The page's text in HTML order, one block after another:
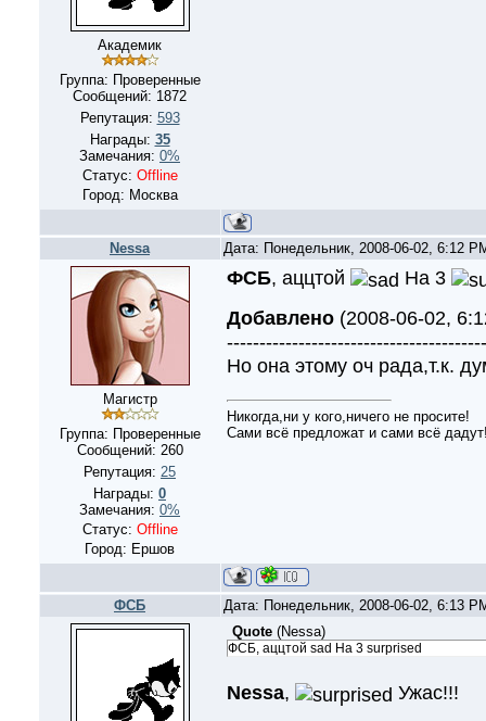
Академик
Группа: Проверенные
Сообщений: 1872
Репутация: 593
Награды: 35
Замечания: 0%
Статус: Offline
Город: Москва
Nessa Дата: Понедельник, 2008-06-02, 6:12
Магистр
Группа: Проверенные
Сообщений: 260
Репутация: 25
Награды: 0
Замечания: 0%
Статус: Offline
Город: Ершов
ФСБ, аццтой
На 3
Добавлено(2008-06-02,
Но она этому оч рада,т.к.
Никогда,ни у кого,ничего не просите!
Сами всё предложат и сами всё
ФСБ
Дата: Понедельник, 2008-06-02, 6:13
Quote(Nessa)
ФСБ, аццтой sad На 3 surprised
Nessa,
Ужас!!!